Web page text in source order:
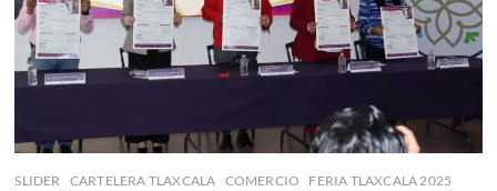
SLIDER CARTELERA TLAXCALA COMERCIO
FERIA TLAXCALA 2025